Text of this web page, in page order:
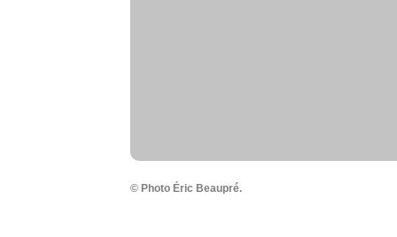
© Photo Éric Beaupré.